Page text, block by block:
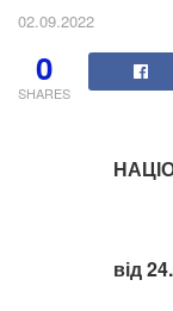
02.09.2022
0
SHARES
від